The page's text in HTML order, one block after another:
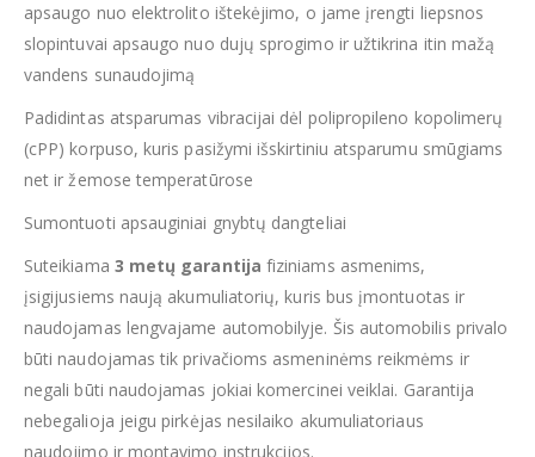
apsaugo nuo elektrolito ištekėjimo, o jame įrengti liepsnos
slopintuvai apsaugo nuo dujų sprogimo ir užtikrina itin mažą
vandens sunaudojimą
Padidintas atsparumas vibracijai dėl polipropileno kopolimerų
(cPP) korpuso, kuris pasižymi išskirtiniu atsparumu smūgiams
net ir žemose temperatūrose
Sumontuoti apsauginiai gnybtų dangteliai
Suteikiama 3 metų garantija fiziniams asmenims,
įsigijusiems naują akumuliatorių, kuris bus įmontuotas ir
naudojamas lengvajame automobilyje. Šis automobilis privalo
būti naudojamas tik privačioms asmeninėms reikmėms ir
negali būti naudojamas jokiai komercinei veiklai. Garantija
nebegalioja jeigu pirkėjas nesilaiko akumuliatoriaus
naudojimo ir montavimo instrukcijos.